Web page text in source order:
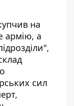
на
армію, а
сил